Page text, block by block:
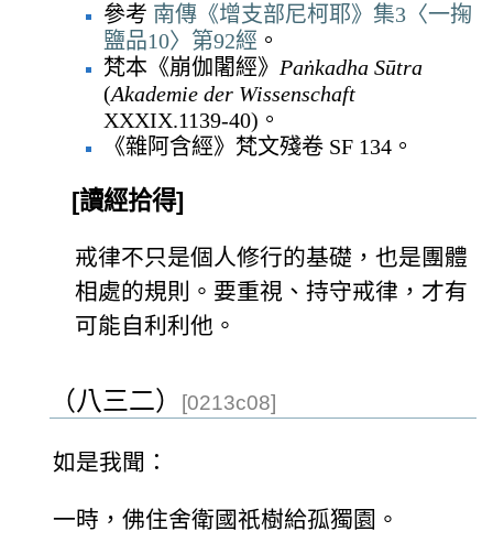
參考 南傳《增支部尼柯耶》集3〈一掬
鹽品10〉第92經 。
梵本《崩伽闍經》 Paṅkadha Sūtra
(Akademie der Wissenschaft
XXXIX.1139-40)。
《雜阿含經》梵文殘卷 SF 134。
[讀經拾得]
戒律不只是個人修行的基礎，也是團體
相處的規則。要重視、持守戒律，才有
可能自利利他。
（八三二） [0213c08]
如是我聞：
一時，佛住舍衛國祇樹給孤獨園。